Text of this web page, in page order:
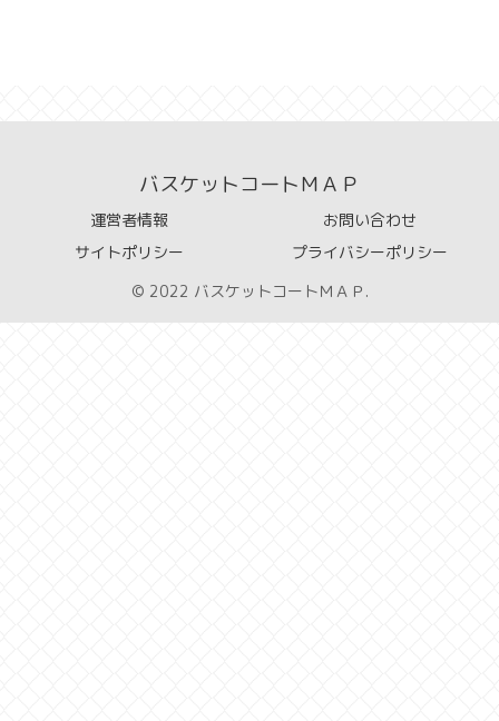
バスケットコートＭＡＰ
運営者情報
お問い合わせ
サイトポリシー
プライバシーポリシー
© 2022 バスケットコートＭＡＰ.